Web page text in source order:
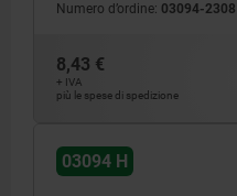
Numero d’ordine: 03094-2308
8,43 €
+ IVA
più le spese di spedizione
03094 H